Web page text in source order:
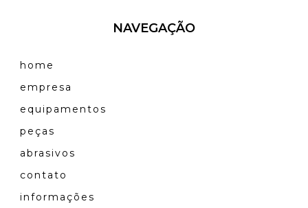
NAVEGAÇÃO
home
empresa
equipamentos
peças
abrasivos
contato
informações